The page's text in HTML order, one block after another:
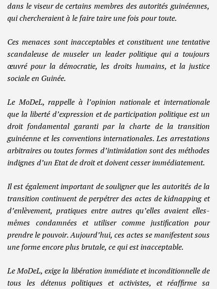
dans le viseur de certains membres des autorités guinéennes,
qui chercheraient à le faire taire une fois pour toute.
Ces menaces sont inacceptables et constituent une tentative
scandaleuse de museler un leader politique qui a toujours
œuvré pour la démocratie, les droits humains, et la justice
sociale en Guinée.
Le MoDeL, rappelle à l’opinion nationale et internationale
que la liberté d’expression et de participation politique est un
droit fondamental garanti par la charte de la transition
guinéenne et les conventions internationales. Les arrestations
arbitraires ou toutes formes d’intimidation sont des méthodes
indignes d’un Etat de droit et doivent cesser immédiatement.
Il est également important de souligner que les autorités de la
transition continuent de perpétrer des actes de kidnapping et
d’enlèvement, pratiques entre autres qu’elles avaient elles-
mêmes condamnées et utiliser comme justification pour
prendre le pouvoir. Aujourd’hui, ces actes se manifestent sous
une forme encore plus brutale, ce qui est inacceptable.
Le MoDeL, exige la libération immédiate et inconditionnelle de
tous les détenus politiques et activistes, et réaffirme sa